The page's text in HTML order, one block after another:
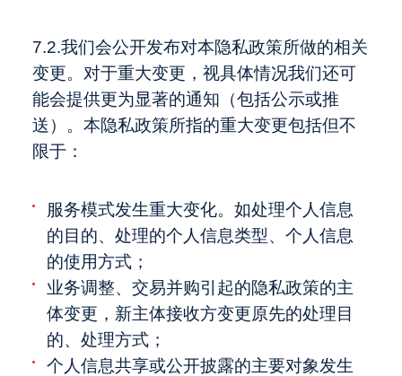
7.2.我们会公开发布对本隐私政策所做的相关
变更。对于重大变更，视具体情况我们还可
能会提供更为显著的通知（包括公示或推
送）。本隐私政策所指的重大变更包括但不
限于：
服务模式发生重大变化。如处理个人信息
的目的、处理的个人信息类型、个人信息
的使用方式；
业务调整、交易并购引起的隐私政策的主
体变更，新主体接收方变更原先的处理目
的、处理方式；
个人信息共享或公开披露的主要对象发生